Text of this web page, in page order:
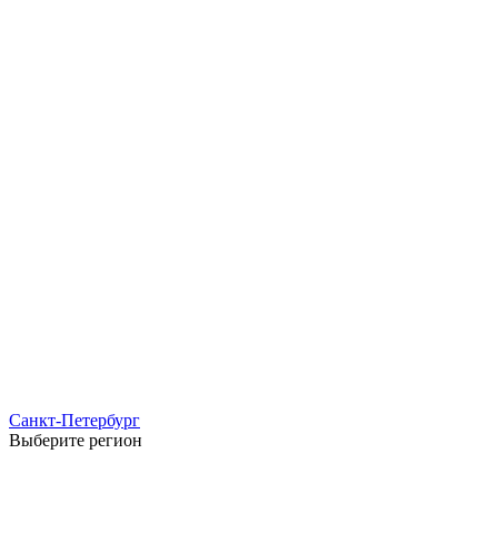
Санкт-Петербург
Выберите регион